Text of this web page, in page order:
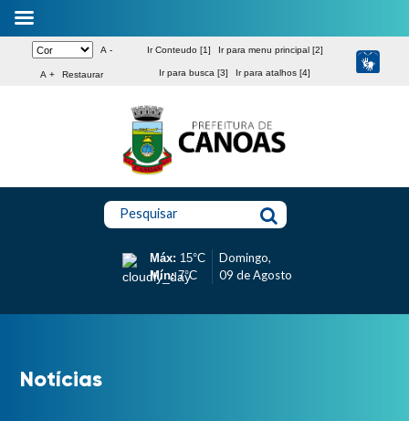
A -
A + Restaurar
Ir Conteudo [1] Ir para menu principal [2]
Ir para busca [3] Ir para atalhos [4]
Pesquisar
Máx: 15°C
Mín:7°C
Domingo,
09 de Agosto
Notícias